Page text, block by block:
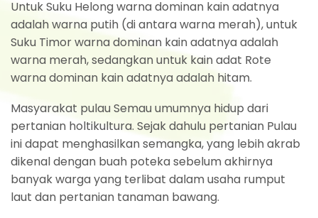
Untuk Suku Helong warna dominan kain adatnya
adalah warna putih (di antara warna merah), untuk
Suku Timor warna dominan kain adatnya adalah
warna merah, sedangkan untuk kain adat Rote
warna dominan kain adatnya adalah hitam.
Masyarakat pulau Semau umumnya hidup dari
pertanian holtikultura. Sejak dahulu pertanian Pulau
ini dapat menghasilkan semangka, yang lebih akrab
dikenal dengan buah poteka sebelum akhirnya
banyak warga yang terlibat dalam usaha rumput
laut dan pertanian tanaman bawang.